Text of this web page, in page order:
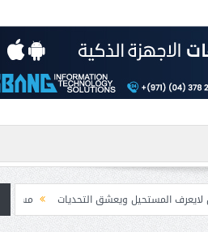
التحديات مسابقة المشيقح تعلن